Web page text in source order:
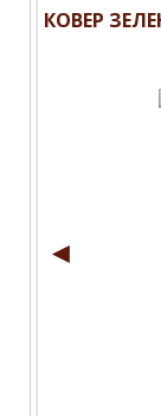
КОВЕР
◄